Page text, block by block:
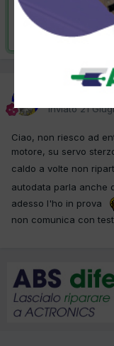
Risolta
Inviato21
Ciao, non riesco ad
motore, su servo
caldo a volte non
autodata parla anche
adesso l'ho in prova
non comunica con